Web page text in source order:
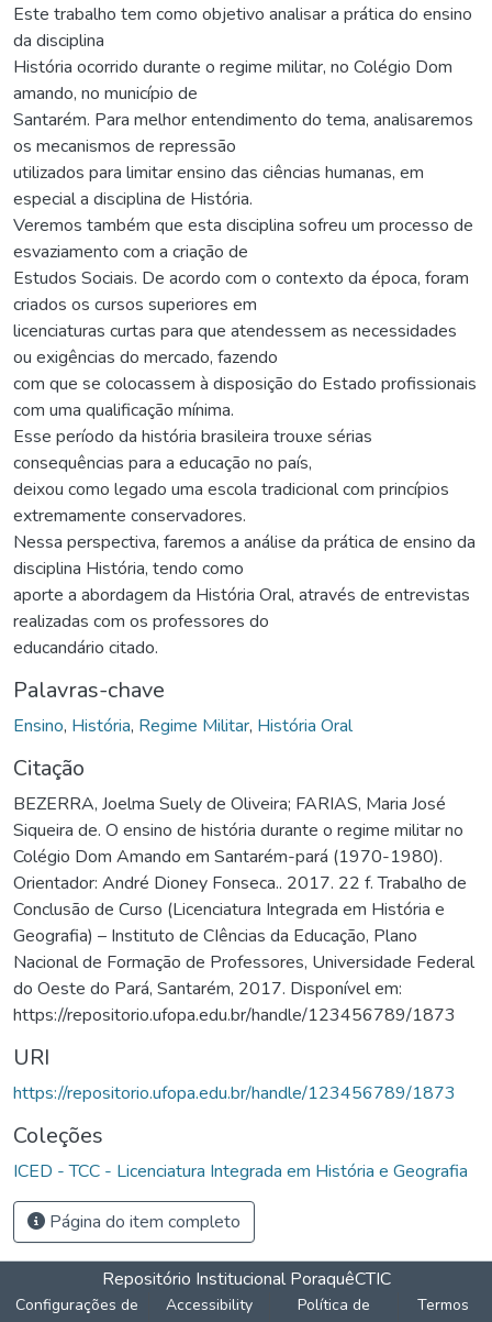
Este trabalho tem como objetivo analisar a prática do ensino
da disciplina
História ocorrido durante o regime militar, no Colégio Dom
amando, no município de
Santarém. Para melhor entendimento do tema, analisaremos
os mecanismos de repressão
utilizados para limitar ensino das ciências humanas, em
especial a disciplina de História.
Veremos também que esta disciplina sofreu um processo de
esvaziamento com a criação de
Estudos Sociais. De acordo com o contexto da época, foram
criados os cursos superiores em
licenciaturas curtas para que atendessem as necessidades
ou exigências do mercado, fazendo
com que se colocassem à disposição do Estado profissionais
com uma qualificação mínima.
Esse período da história brasileira trouxe sérias
consequências para a educação no país,
deixou como legado uma escola tradicional com princípios
extremamente conservadores.
Nessa perspectiva, faremos a análise da prática de ensino da
disciplina História, tendo como
aporte a abordagem da História Oral, através de entrevistas
realizadas com os professores do
educandário citado.
Palavras-chave
Ensino, História, Regime Militar, História Oral
Citação
BEZERRA, Joelma Suely de Oliveira; FARIAS, Maria José
Siqueira de. O ensino de história durante o regime militar no
Colégio Dom Amando em Santarém-pará (1970-1980).
Orientador: André Dioney Fonseca.. 2017. 22 f. Trabalho de
Conclusão de Curso (Licenciatura Integrada em História e
Geografia) – Instituto de CIências da Educação, Plano
Nacional de Formação de Professores, Universidade Federal
do Oeste do Pará, Santarém, 2017. Disponível em:
https://repositorio.ufopa.edu.br/handle/123456789/1873
URI
https://repositorio.ufopa.edu.br/handle/123456789/1873
Coleções
ICED - TCC - Licenciatura Integrada em História e Geografia
Página do item completo
Repositório Institucional PoraquêCTIC
Configurações de
Accessibility
Política de
Termos